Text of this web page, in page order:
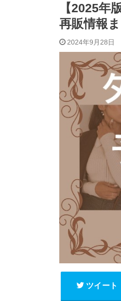
【2025年
再販情報
2024年9月28日
ツイート